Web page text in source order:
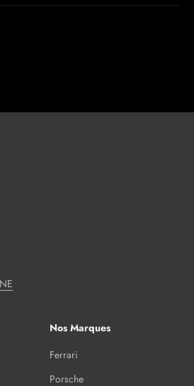
Nos Marques
Ferrari
Porsche